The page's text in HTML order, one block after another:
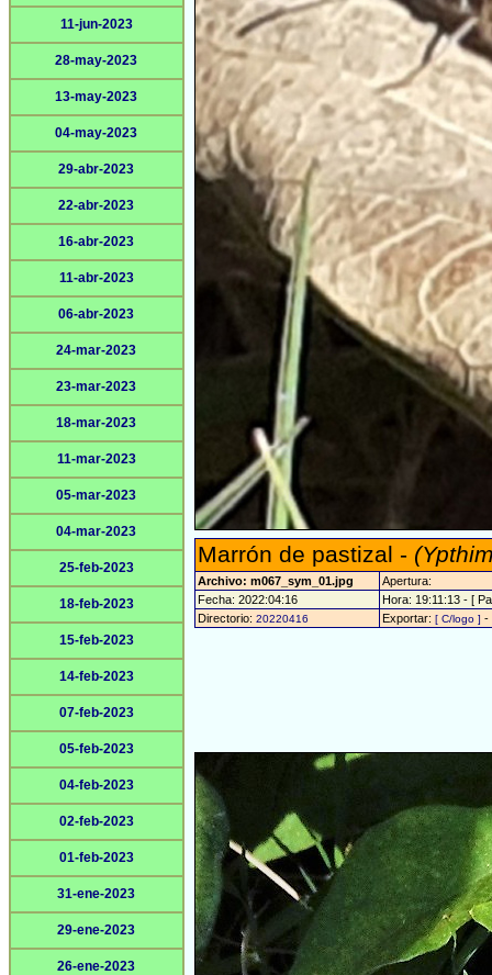
11-jun-2023
28-may-2023
13-may-2023
04-may-2023
29-abr-2023
22-abr-2023
16-abr-2023
11-abr-2023
06-abr-2023
24-mar-2023
23-mar-2023
18-mar-2023
11-mar-2023
05-mar-2023
04-mar-2023
25-feb-2023
18-feb-2023
15-feb-2023
14-feb-2023
07-feb-2023
05-feb-2023
04-feb-2023
02-feb-2023
01-feb-2023
31-ene-2023
29-ene-2023
26-ene-2023
Marrón de pastizal -
Archivo: m067_sym_01.jpg
Apertura:
Fecha: 2022:04:16
Hora: 19:11:13 - [
Directorio: 20220416 Exportar: [ C/logo ] -